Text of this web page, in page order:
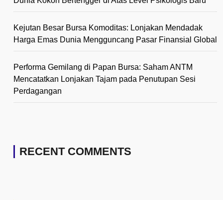
Kejutan Besar Bursa Komoditas: Lonjakan Mendadak
Harga Emas Dunia Mengguncang Pasar Finansial Global
Performa Gemilang di Papan Bursa: Saham ANTM
Mencatatkan Lonjakan Tajam pada Penutupan Sesi
Perdagangan
RECENT COMMENTS